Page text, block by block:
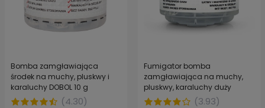
Bomba zamgławiająca
środek na muchy, pluskwy i
karaluchy DOBOL 10 g
(4.30)
Fumigator bomba
zamgławiająca na muchy,
pluskwy, karaluchy duży
DOBOL BIG 20 g(3.93)